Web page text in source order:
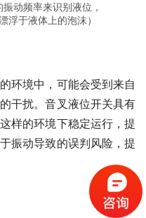
动频率来识别液位，
浮于液体上的泡沫）
境中，可能会受到来自
干扰。音叉液位开关具有
样的环境下稳定运行，提
振动导致的误判风险，提